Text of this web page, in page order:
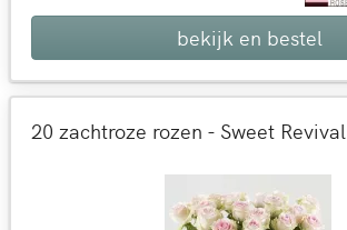
bekijk en bestel
20 zachtroze rozen - Sweet Revival